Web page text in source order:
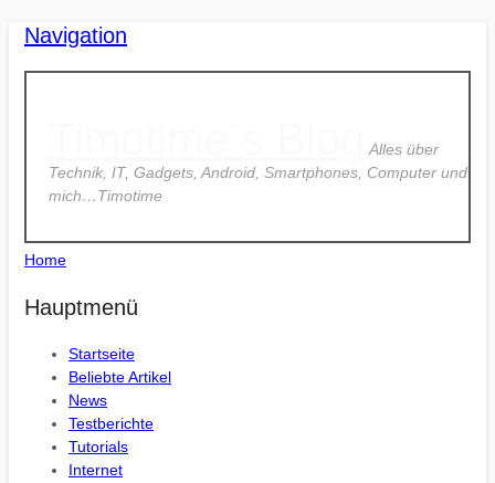
Navigation
Alles über
Technik, IT, Gadgets, Android, Smartphones, Computer und
mich…Timotime
Home
Hauptmenü
Startseite
Beliebte Artikel
News
Testberichte
Tutorials
Internet